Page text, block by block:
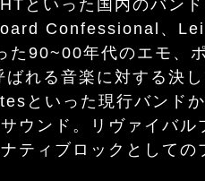
といった国内のバン
Confessional、
た90~00年代のエモ、
ばれる音楽に対する決
といった現行バンド
ウンド。リヴァイバ
ティブロックとして